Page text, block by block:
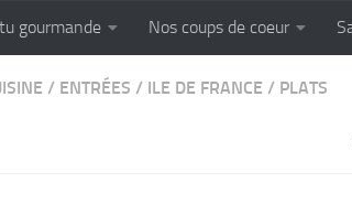
FRONTIERES
gourmande Nos coups de coeur
/ ENTRÉES / ILE DE FRANCE / PLATS